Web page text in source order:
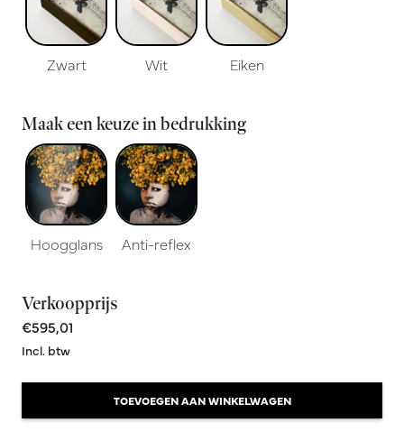
Zwart Wit Eiken
Maak een keuze in bedrukking
Hoogglans Anti-reflex
Verkoopprijs
€595,01
Incl. btw
TOEVOEGEN AAN WINKELWAGEN